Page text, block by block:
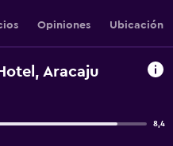
Opiniones Ubicación
Aracaju
8,4